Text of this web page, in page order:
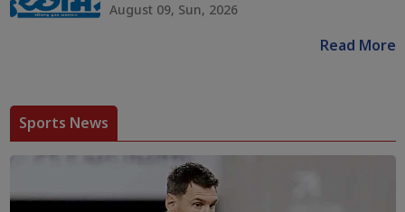
August 09, Sun, 2026
Read More
Sports News